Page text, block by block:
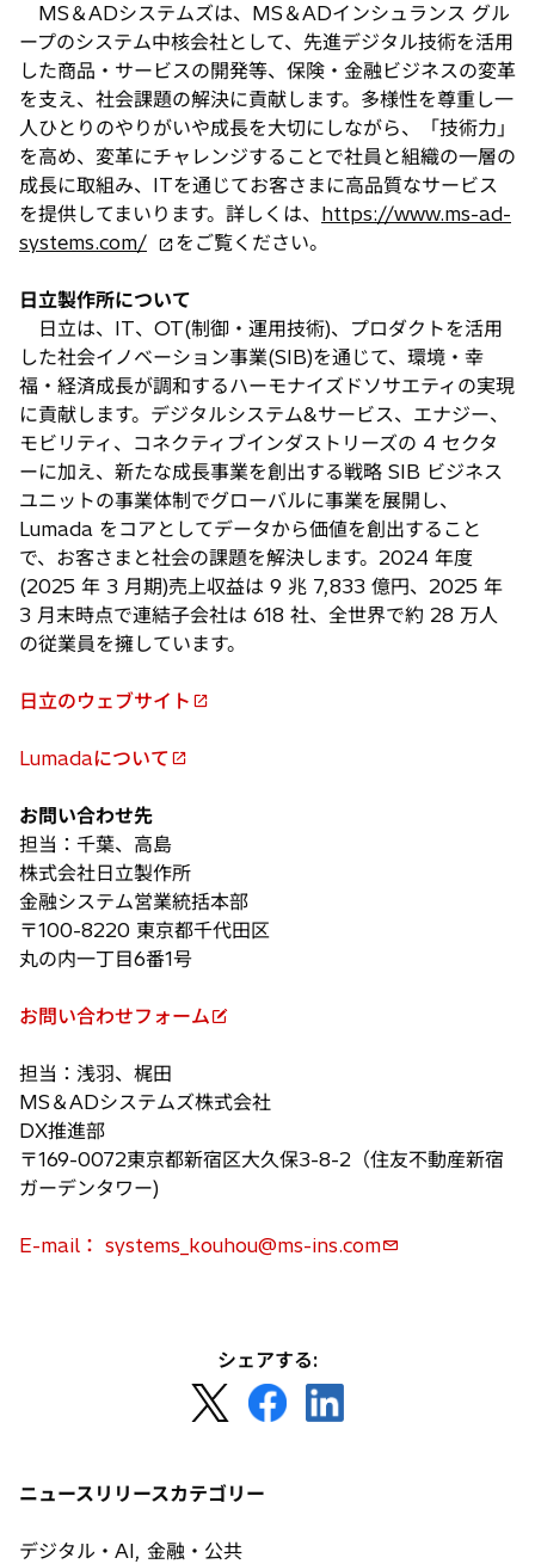
MS＆ADシステムズは、MS＆ADインシュランス グル
ープのシステム中核会社として、先進デジタル技術を活用
した商品・サービスの開発等、保険・金融ビジネスの変革
を支え、社会課題の解決に貢献します。多様性を尊重し一
人ひとりのやりがいや成長を大切にしながら、「技術力」
を高め、変革にチャレンジすることで社員と組織の一層の
成長に取組み、ITを通じてお客さまに高品質なサービス
を提供してまいります。詳しくは、 https://www.ms-ad-
systems.com/新
い
タ
ブ
で
開
く
をご覧ください。
日立製作所について
日立は、IT、OT(制御・運用技術)、プロダクトを活用
した社会イノベーション事業(SIB)を通じて、環境・幸
福・経済成長が調和するハーモナイズドソサエティの実現
に貢献します。デジタルシステム&サービス、エナジー、
モビリティ、コネクティブインダストリーズの 4 セクタ
ーに加え、新たな成長事業を創出する戦略 SIB ビジネス
ユニットの事業体制でグローバルに事業を展開し、
Lumada をコアとしてデータから価値を創出すること
で、お客さまと社会の課題を解決します。2024 年度
(2025 年 3 月期)売上収益は 9 兆 7,833 億円、2025 年
3 月末時点で連結子会社は 618 社、全世界で約 28 万人
の従業員を擁しています。
日立のウェブサイト
新
い
ブ
で
開
く
Lumadaについて
新
い
タ
ブ
で
開
く
お問い合わせ先
担当：千葉、高島
株式会社日立製作所
金融システム営業統括本部
〒100-8220 東京都千代田区
丸の内一丁目6番1号
お問い合わせフォーム
新
い
タ
ブ
で
開
担当：浅羽、梶田
MS＆ADシステムズ株式会社
DX推進部
〒169-0072東京都新宿区大久保3-8-2（住友不動産新宿
ガーデンタワー)
E-mail： systems_kouhou@ms-ins.com
シェアする:
し
タ
で
新
し
ニュースリリースカテゴリー
デジタル・AI, 金融・公共